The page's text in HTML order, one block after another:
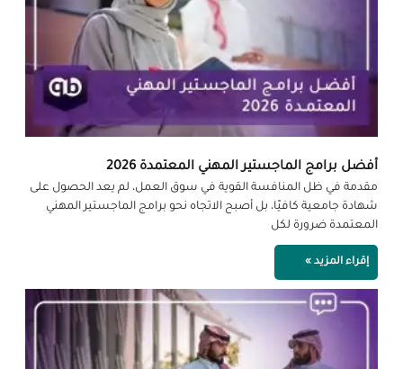
أفضل برامج الماجستير المهني المعتمدة 2026
مقدمة في ظل المنافسة القوية في سوق العمل، لم يعد الحصول على
شهادة جامعية كافيًا، بل أصبح الاتجاه نحو برامج الماجستير المهني
المعتمدة ضرورة لكل
إقراء المزيد »